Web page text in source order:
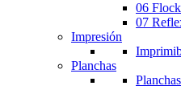
06 Flock
07
Impresión
Planchas
Planchas